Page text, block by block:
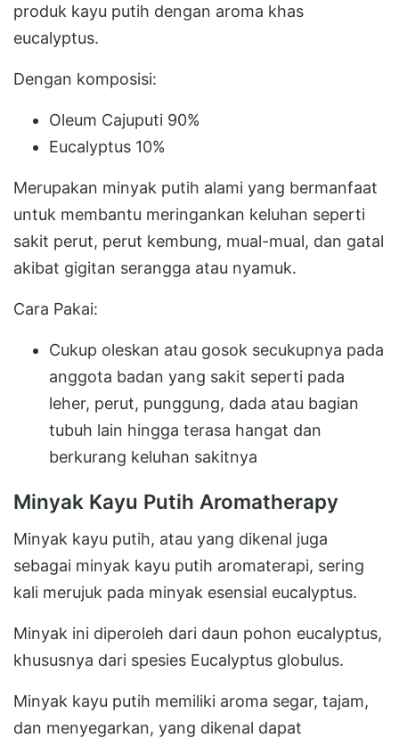
produk kayu putih dengan aroma khas
eucalyptus.
Dengan komposisi:
Oleum Cajuputi 90%
Eucalyptus 10%
Merupakan minyak putih alami yang bermanfaat
untuk membantu meringankan keluhan seperti
sakit perut, perut kembung, mual-mual, dan gatal
akibat gigitan serangga atau nyamuk.
Cara Pakai:
Cukup oleskan atau gosok secukupnya pada
anggota badan yang sakit seperti pada
leher, perut, punggung, dada atau bagian
tubuh lain hingga terasa hangat dan
berkurang keluhan sakitnya
Minyak Kayu Putih Aromatherapy
Minyak kayu putih, atau yang dikenal juga
sebagai minyak kayu putih aromaterapi, sering
kali merujuk pada minyak esensial eucalyptus.
Minyak ini diperoleh dari daun pohon eucalyptus,
khususnya dari spesies Eucalyptus globulus.
Minyak kayu putih memiliki aroma segar, tajam,
dan menyegarkan, yang dikenal dapat